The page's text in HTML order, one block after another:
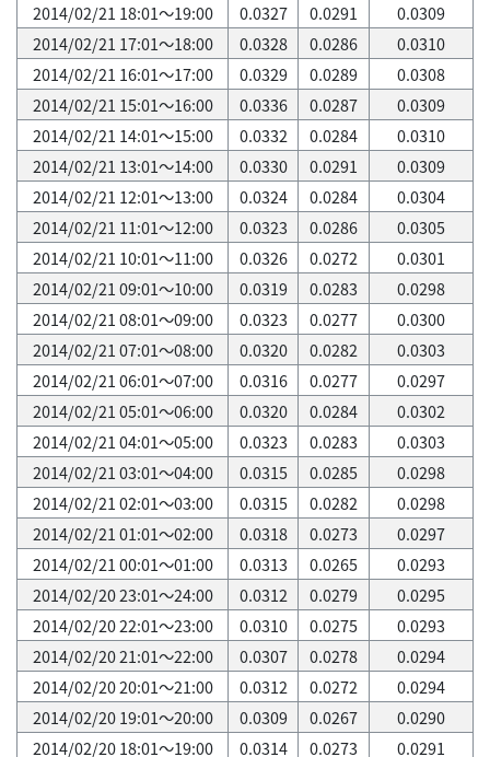
2014/02/21 18:01～19:00
0.0327 0.0291
0.0309
2014/02/21 17:01～18:00
0.0328 0.0286
0.0310
2014/02/21 16:01～17:00
0.0329 0.0289
0.0308
2014/02/21 15:01～16:00
0.0336 0.0287
0.0309
2014/02/21 14:01～15:00
0.0332 0.0284
0.0310
2014/02/21 13:01～14:00
0.0330 0.0291
0.0309
2014/02/21 12:01～13:00
0.0324 0.0284
0.0304
2014/02/21 11:01～12:00
0.0323 0.0286
0.0305
2014/02/21 10:01～11:00
0.0326 0.0272
0.0301
2014/02/21 09:01～10:00
0.0319 0.0283
0.0298
2014/02/21 08:01～09:00
0.0323 0.0277
0.0300
2014/02/21 07:01～08:00
0.0320 0.0282
0.0303
2014/02/21 06:01～07:00
0.0316 0.0277
0.0297
2014/02/21 05:01～06:00
0.0320 0.0284
0.0302
2014/02/21 04:01～05:00
0.0323 0.0283
0.0303
2014/02/21 03:01～04:00
0.0315 0.0285
0.0298
2014/02/21 02:01～03:00
0.0315 0.0282
0.0298
2014/02/21 01:01～02:00
0.0318 0.0273
0.0297
2014/02/21 00:01～01:00
0.0313 0.0265
0.0293
2014/02/20 23:01～24:00
0.0312 0.0279
0.0295
2014/02/20 22:01～23:00
0.0310 0.0275
0.0293
2014/02/20 21:01～22:00
0.0307 0.0278
0.0294
2014/02/20 20:01～21:00
0.0312 0.0272
0.0294
2014/02/20 19:01～20:00
0.0309 0.0267
0.0290
2014/02/20 18:01～19:00
0.0314 0.0273 0.0291